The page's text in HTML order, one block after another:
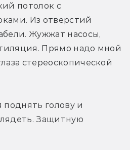
потолок с
Из отверстий
Жужжат насосы,
Прямо надо мной
стереоскопической
поднять голову и
Защитную